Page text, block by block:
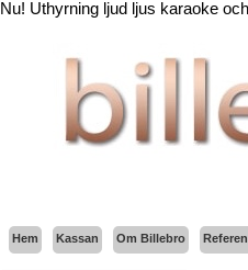
Nu! Uthyrning ljud ljus karaoke
Hem Kassan Om Billebro